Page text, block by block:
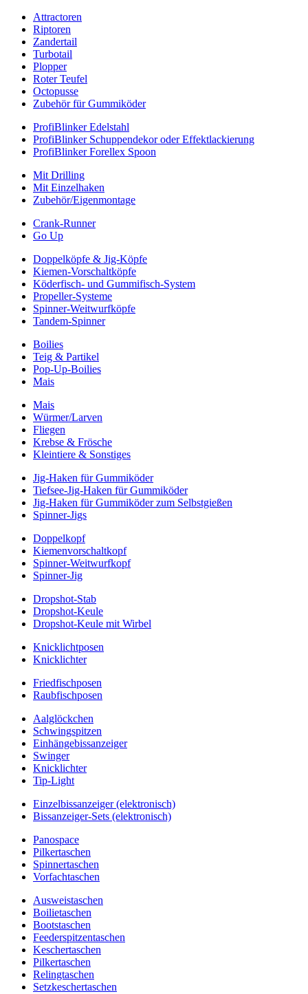
Attractoren
Riptoren
Zandertail
Turbotail
Plopper
Roter Teufel
Octopusse
Zubehör für Gummiköder
ProfiBlinker Edelstahl
ProfiBlinker Schuppendekor oder Effektlackierung
ProfiBlinker Forellex Spoon
Mit Drilling
Mit Einzelhaken
Zubehör/Eigenmontage
Crank-Runner
Go Up
Doppelköpfe & Jig-Köpfe
Kiemen-Vorschaltköpfe
Köderfisch- und Gummifisch-System
Propeller-Systeme
Spinner-Weitwurfköpfe
Tandem-Spinner
Boilies
Teig & Partikel
Pop-Up-Boilies
Mais
Mais
Würmer/Larven
Fliegen
Krebse & Frösche
Kleintiere & Sonstiges
Jig-Haken für Gummiköder
Tiefsee-Jig-Haken für Gummiköder
Jig-Haken für Gummiköder zum Selbstgießen
Spinner-Jigs
Doppelkopf
Kiemenvorschaltkopf
Spinner-Weitwurfkopf
Spinner-Jig
Dropshot-Stab
Dropshot-Keule
Dropshot-Keule mit Wirbel
Knicklichtposen
Knicklichter
Friedfischposen
Raubfischposen
Aalglöckchen
Schwingspitzen
Einhängebissanzeiger
Swinger
Knicklichter
Tip-Light
Einzelbissanzeiger (elektronisch)
Bissanzeiger-Sets (elektronisch)
Panospace
Pilkertaschen
Spinnertaschen
Vorfachtaschen
Ausweistaschen
Boilietaschen
Bootstaschen
Feederspitzentaschen
Keschertaschen
Pilkertaschen
Relingtaschen
Setzkeschertaschen